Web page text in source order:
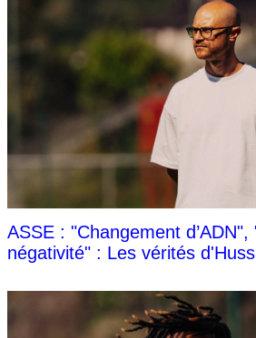
ASSE : "Changement d’ADN",
négativité" : Les vérités